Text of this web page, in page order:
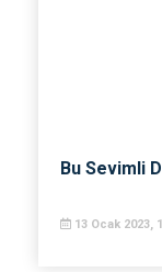
Bu Sevimli
13 Ocak 2023,